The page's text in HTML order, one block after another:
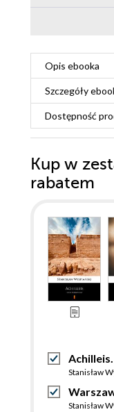
Opis ebooka
Szczegóły
Dostępność
Kup w
rabatem
Stanisław
Stanisław